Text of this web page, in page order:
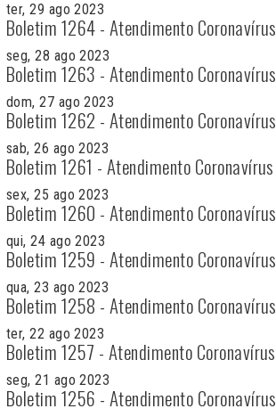
ter, 29 ago 2023
Boletim 1264 - Atendimento Coronavírus
seg, 28 ago 2023
Boletim 1263 - Atendimento Coronavírus
dom, 27 ago 2023
Boletim 1262 - Atendimento Coronavírus
sab, 26 ago 2023
Boletim 1261 - Atendimento Coronavírus
sex, 25 ago 2023
Boletim 1260 - Atendimento Coronavírus
qui, 24 ago 2023
Boletim 1259 - Atendimento Coronavírus
qua, 23 ago 2023
Boletim 1258 - Atendimento Coronavírus
ter, 22 ago 2023
Boletim 1257 - Atendimento Coronavírus
seg, 21 ago 2023
Boletim 1256 - Atendimento Coronavírus